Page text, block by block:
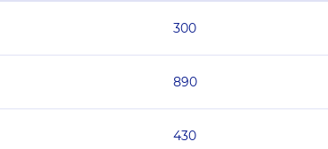
300
890
430